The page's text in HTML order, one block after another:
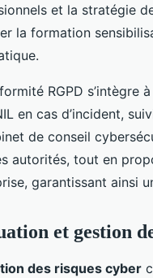
et la stratégie
la formation
RGPD
en cas d’incident,
de conseil
autorités, tout en
garantissant ainsi
et gestion
des risques cyber